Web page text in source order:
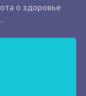
о здоровье